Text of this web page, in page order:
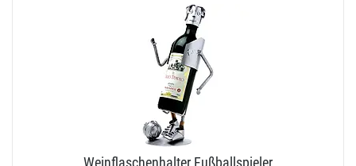
Weinflaschenhalter Fußballspieler